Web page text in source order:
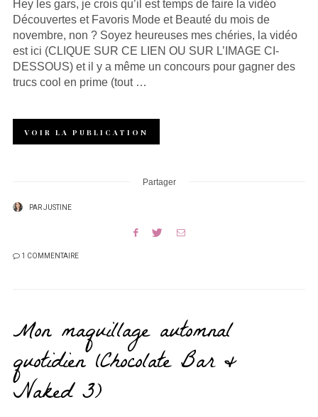
Hey les gars, je crois qu’il est temps de faire la vidéo
Découvertes et Favoris Mode et Beauté du mois de
novembre, non ? Soyez heureuses mes chéries, la vidéo
est ici (CLIQUE SUR CE LIEN OU SUR L’IMAGE CI-
DESSOUS) et il y a même un concours pour gagner des
trucs cool en prime (tout …
VOIR LA PUBLICATION
Partager
PARJUSTINE
1 COMMENTAIRE
Mon maquillage automnal
quotidien (Chocolate Bar &
Naked 3)